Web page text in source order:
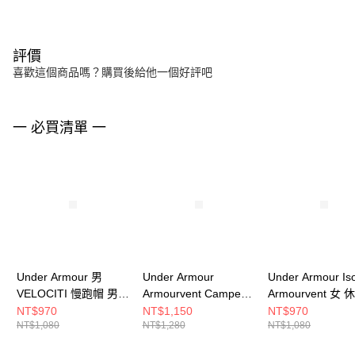
評價
喜歡這個商品嗎？購買後給他一個好評吧
一 必買清單 一
Under Armour 男
VELOCITI 慢跑帽 男
休閒帽 1383477-100
NT$970
NT$1,080
Under Armour
Armourvent Camper
男 休閒帽 1383436-
100
NT$1,150
NT$1,280
Under Armour
Armourvent 女
1383445-001
NT$970
NT$1,080